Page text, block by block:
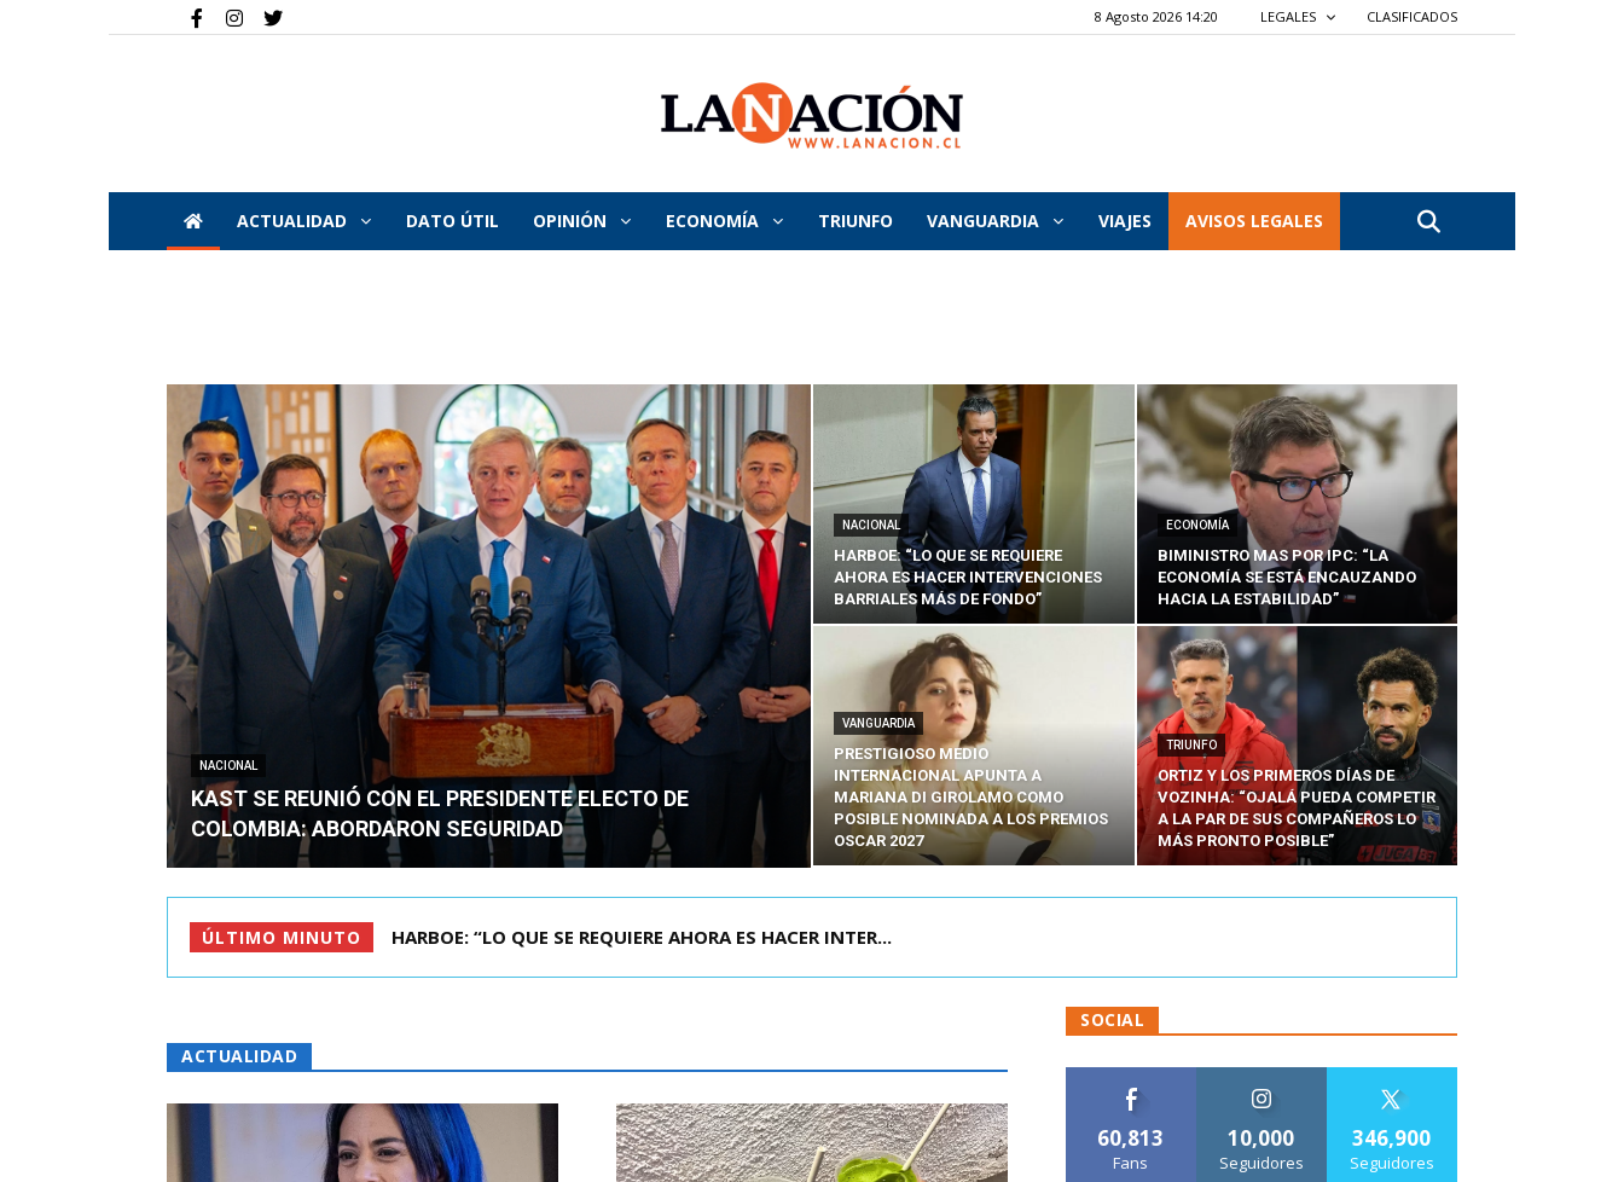
8 Agosto 2026 14:20 LEGALES CLASIFICADOS
La
Nación
ACTUALIDAD DATO ÚTIL OPINIÓN ECONOMÍA TRIUNFO VANGUARDIA VIAJES AVISOS LEGALES
NACIONAL
KAST SE REUNIÓ CON EL PRESIDENTE ELECTO DE
COLOMBIA: ABORDARON SEGURIDAD
NACIONAL
HARBOE: “LO QUE SE REQUIERE
AHORA ES HACER INTERVENCIONES
BARRIALES MÁS DE FONDO”
ECONOMÍA
BIMINISTRO MAS POR IPC: “LA
ECONOMÍA SE ESTÁ ENCAUZANDO
HACIA LA ESTABILIDAD”
VANGUARDIA
PRESTIGIOSO MEDIO
INTERNACIONAL APUNTA A
MARIANA DI GIROLAMO COMO
POSIBLE NOMINADA A LOS PREMIOS
OSCAR 2027
TRIUNFO
ORTIZ Y LOS PRIMEROS DÍAS DE
VOZINHA: “OJALÁ PUEDA COMPETIR
A LA PAR DE SUS COMPAÑEROS LO
MÁS PRONTO POSIBLE”
ÚLTIMO MINUTO BIMINISTRO MAS POR IPC: “LA ECONOMÍA SE ESTÁ ENC...
ACTUALIDAD
SOCIAL
60,813
Fans
10,000
Seguidores
346,900
Seguidores